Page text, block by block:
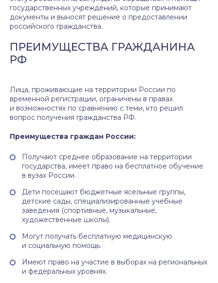
государственных учреждений, которые принимают
документы и выносят решение о предоставлении
российского гражданства.
ПРЕИМУЩЕСТВА ГРАЖДАНИНА
РФ
Лица, проживающие на территории России по
временной регистрации, ограничены в правах
и возможностях по сравнению с теми, кто решил
вопрос получения гражданства РФ.
Преимущества граждан России:
Получают среднее образование на территории
государства, имеет право на бесплатное обучение
в вузах России.
Дети посещают бюджетные ясельные группы,
детские сады, специализированные учебные
заведения (спортивные, музыкальные,
художественные школы).
Могут получать бесплатную медицинскую
и социальную помощь.
Имеют право на участие в выборах на региональных
и федеральных уровнях.